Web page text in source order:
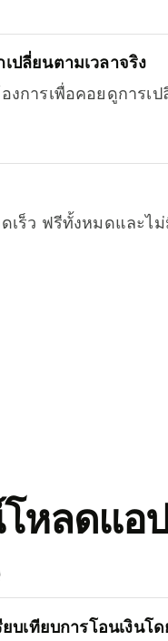
ปลี่ยนตามเวลาจริง
งการเพื่อคอยดูการเ
เร็ว ฟรีทั้งหมดและไ
หลดแอ
ยบเทียบการโอนเงินโ